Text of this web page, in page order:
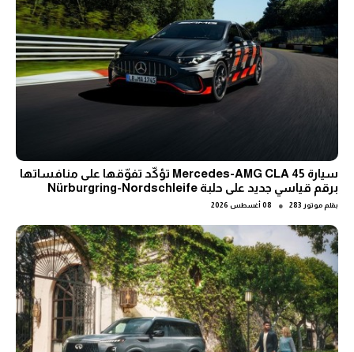
سيارة Mercedes-AMG CLA 45 تؤكّد تفوّقها على منافساتها
برقم قياسي جديد على حلبة Nürburgring-Nordschleife
بقلم موتور 283 ● 08 أغسطس 2026